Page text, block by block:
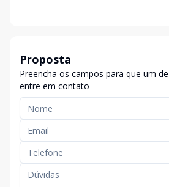
Proposta
Preencha os campos para que um
entre em contato